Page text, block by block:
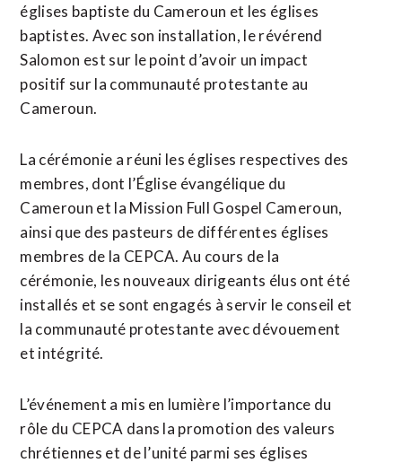
églises baptiste du Cameroun et les églises
baptistes. Avec son installation, le révérend
Salomon est sur le point d’avoir un impact
positif sur la communauté protestante au
Cameroun.
La cérémonie a réuni les églises respectives des
membres, dont l’Église évangélique du
Cameroun et la Mission Full Gospel Cameroun,
ainsi que des pasteurs de différentes églises
membres de la CEPCA. Au cours de la
cérémonie, les nouveaux dirigeants élus ont été
installés et se sont engagés à servir le conseil et
la communauté protestante avec dévouement
et intégrité.
L’événement a mis en lumière l’importance du
rôle du CEPCA dans la promotion des valeurs
chrétiennes et de l’unité parmi ses églises